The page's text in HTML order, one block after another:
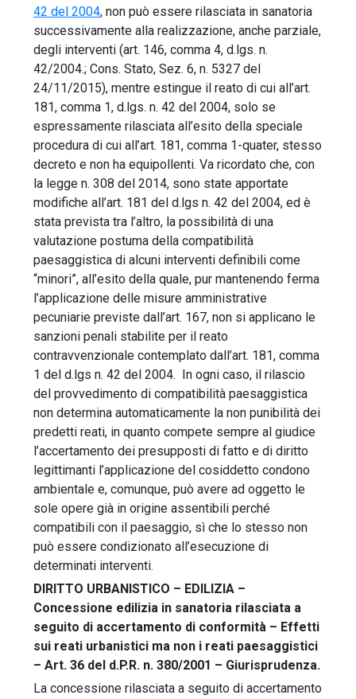
42 del 2004, non può essere rilasciata in sanatoria
successivamente alla realizzazione, anche parziale,
degli interventi (art. 146, comma 4, d.lgs. n.
42/2004.; Cons. Stato, Sez. 6, n. 5327 del
24/11/2015), mentre estingue il reato di cui all’art.
181, comma 1, d.lgs. n. 42 del 2004, solo se
espressamente rilasciata all’esito della speciale
procedura di cui all’art. 181, comma 1-quater, stesso
decreto e non ha equipollenti. Va ricordato che, con
la legge n. 308 del 2014, sono state apportate
modifiche all’art. 181 del d.lgs n. 42 del 2004, ed è
stata prevista tra l’altro, la possibilità di una
valutazione postuma della compatibilità
paesaggistica di alcuni interventi definibili come
“minori”, all’esito della quale, pur mantenendo ferma
l’applicazione delle misure amministrative
pecuniarie previste dall’art. 167, non si applicano le
sanzioni penali stabilite per il reato
contravvenzionale contemplato dall’art. 181, comma
1 del d.lgs n. 42 del 2004. In ogni caso, il rilascio
del provvedimento di compatibilità paesaggistica
non determina automaticamente la non punibilità dei
predetti reati, in quanto compete sempre al giudice
l’accertamento dei presupposti di fatto e di diritto
legittimanti l’applicazione del cosiddetto condono
ambientale e, comunque, può avere ad oggetto le
sole opere già in origine assentibili perché
compatibili con il paesaggio, sì che lo stesso non
può essere condizionato all’esecuzione di
determinati interventi.
DIRITTO URBANISTICO – EDILIZIA –
Concessione edilizia in sanatoria rilasciata a
seguito di accertamento di conformità – Effetti
sui reati urbanistici ma non i reati paesaggistici
– Art. 36 del d.P.R. n. 380/2001 – Giurisprudenza.
La concessione rilasciata a seguito di accertamento